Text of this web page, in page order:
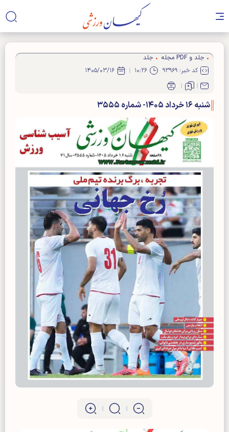
جلد و PDF مجله
جلد
کد خبر: ۹۳۹۶۹
۱۰:۲۶ ۱۴۰۵/۰۳/۱۶
شنبه ۱۶ خرداد ۱۴۰۵- شماره ۳۵۵۵